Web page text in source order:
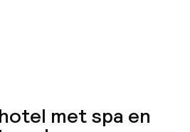
met spa en